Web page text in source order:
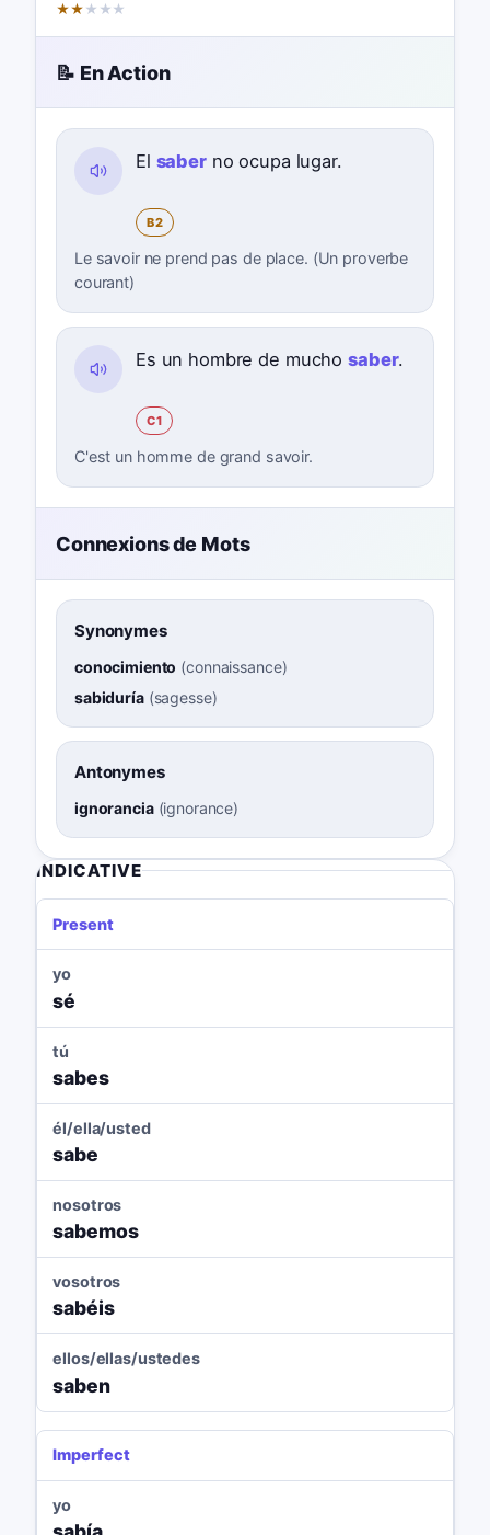
★★ ★ ★ ★
📝 En Action
El saberno ocupa lugar.
B2
Le savoir ne prend pas de place. (Un proverbe
courant)
Es un hombre de muchosaber.
C1
C'est un homme de grand savoir.
Connexions de Mots
Synonymes
conocimiento (connaissance)
sabiduría(sagesse)
Antonymes
ignorancia(ignorance)
INDICATIVE
Present
yo
sé
tú
sabes
él/ella/usted
sabe
nosotros
sabemos
vosotros
sabéis
ellos/ellas/ustedes
saben
Imperfect
yo